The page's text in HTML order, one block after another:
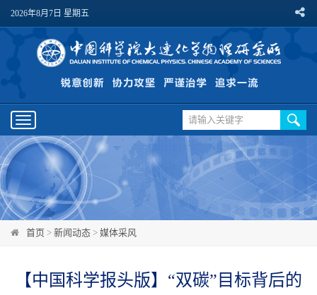
2026年8月7日 星期五
Toggle
navigation
首页 > 新闻动态 > 媒体采风
【中国科学报头版】“双碳”目标背后的